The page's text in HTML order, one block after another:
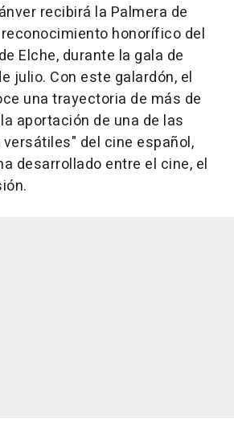
recibirá la Palmera de
honorífico del
Elche, durante la gala de
julio. Con este galardón, el
una trayectoria de más de
aportación de una de las
del cine español,
desarrollado entre el cine, el